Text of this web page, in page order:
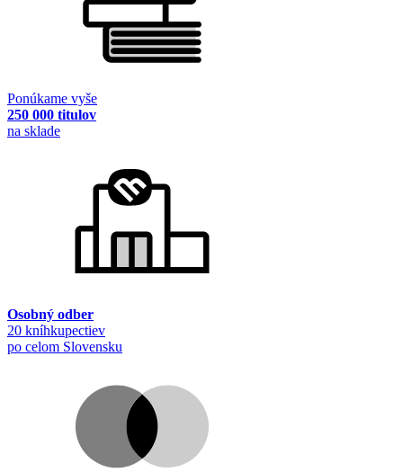
Ponúkame vyše
250 000 titulov
na sklade
Osobný odber
20 kníhkupectiev
po celom Slovensku